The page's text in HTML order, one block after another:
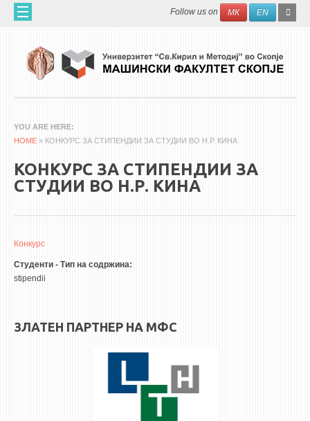
Skip to main content Search
Follow us on МК EN
ЗА НАС
60 ГОДИНИ МФ
ОРГАНИЗАЦИЈА
НАУЧНА ДЕЈНОСТ
МАШИНСКО ИНЖЕНЕРСТВО - НАУЧНО СПИСАНИЕ
МЕЃУНАРОДНА СОРАБОТКА
ERASMUS+
WATERBRIDGING
YOU ARE HERE
HOME » КОНКУРС ЗА СТИПЕНДИИ ЗА СТУДИИ ВО Н.Р. КИНА
КОНКУРС ЗА СТИПЕНДИИ ЗА
СТУДИИ ВО Н.Р. КИНА
Конкурс
Студенти - Тип на содржина:
stipendii
ЗЛАТЕН ПАРТНЕР НА МФС